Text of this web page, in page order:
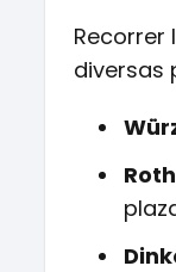
Recorrer
diversas